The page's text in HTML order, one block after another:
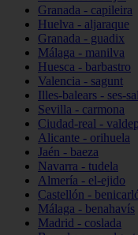
Granada - capileira
Huelva - aljaraque
Granada - guadix
Málaga - manilva
Huesca - barbastro
Valencia - sagunt
Illes-balears - ses-
Sevilla - carmona
Ciudad-real -
Alicante - orihuela
Jaén - baeza
Navarra - tudela
Almería - el-ejido
Castellón -
Málaga - benahavís
Madrid - coslada